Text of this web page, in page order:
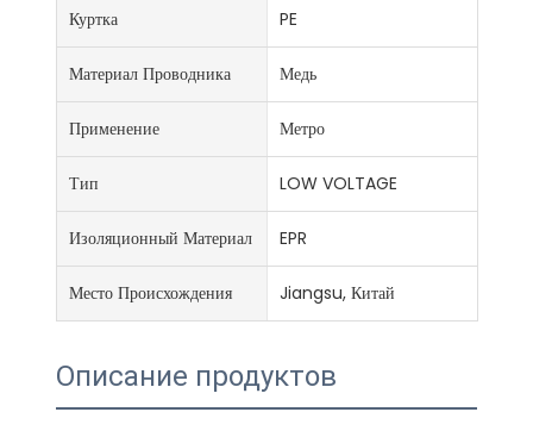
Куртка PE
Материал Проводника Медь
Применение Метро
Тип LOW VOLTAGE
Изоляционный Материал EPR
Место Происхождения Jiangsu, Китай
Описание продуктов